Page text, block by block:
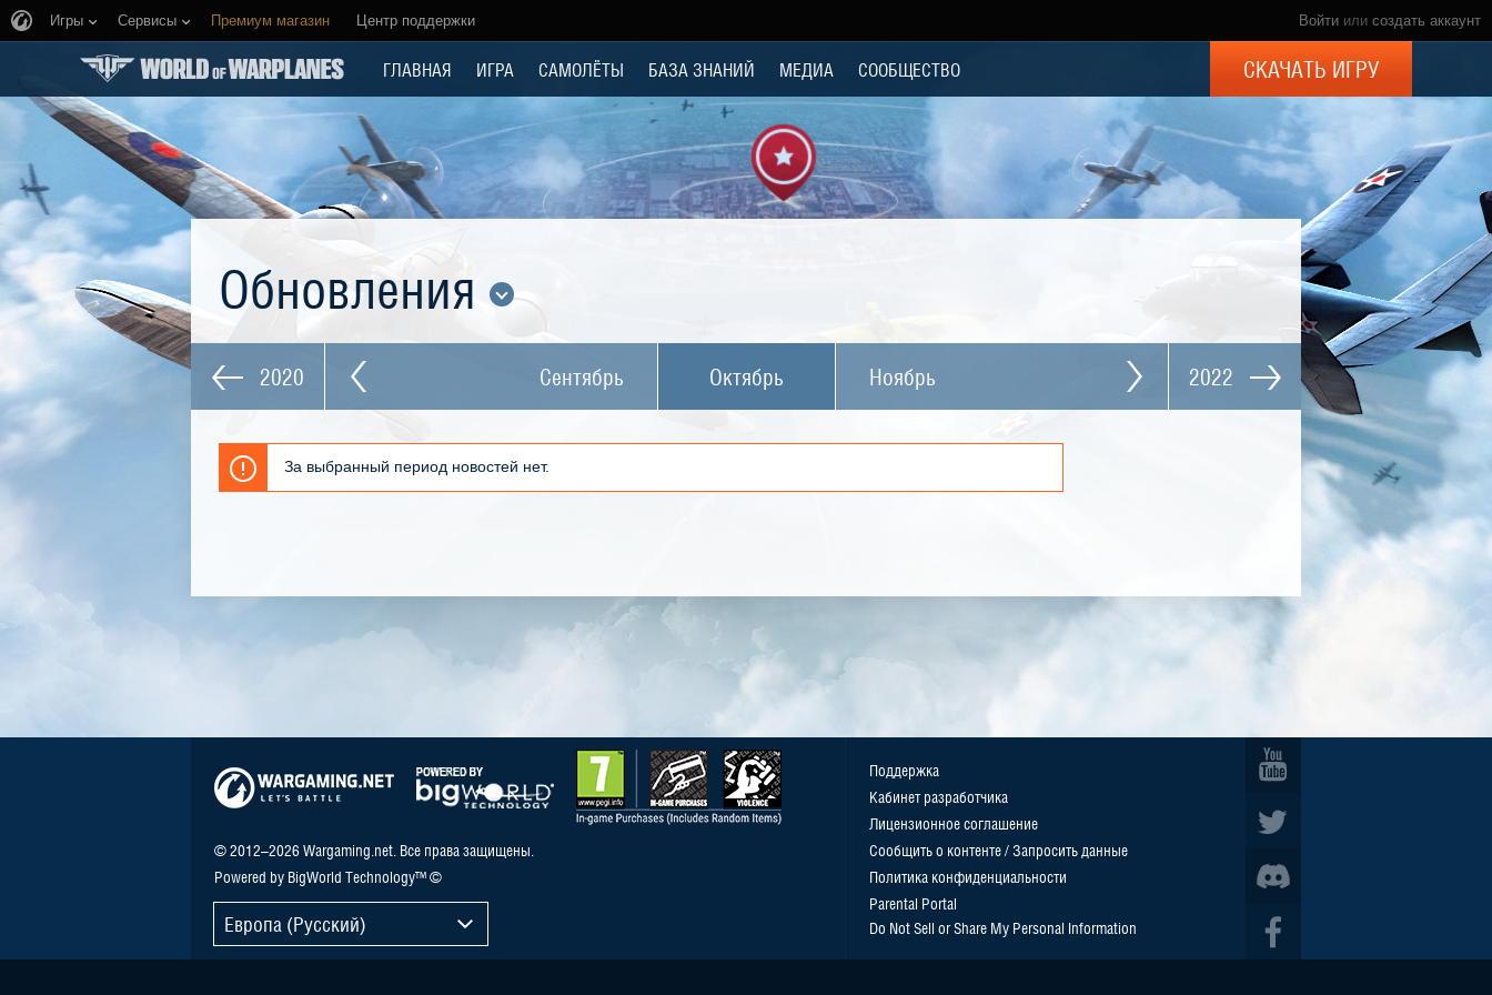
Войти или создать аккаунт
Игры Сервисы Премиум магазин Центр поддержки
ГЛАВНАЯ ИГРА САМОЛЁТЫ БАЗА ЗНАНИЙ МЕДИА СООБЩЕСТВО СКАЧАТЬ ИГРУ
Обновления
2020 Сентябрь Октябрь Ноябрь 2022
За выбранный период новостей нет.
© 2012–2026 Wargaming.net. Все права защищены.
Powered by BigWorld Technology™ ©
Европа (Русский)
Поддержка
Кабинет разработчика
Лицензионное соглашение
Сообщить о контенте / Запросить данные
Политика конфиденциальности
Parental Portal
Do Not Sell or Share My Personal Information